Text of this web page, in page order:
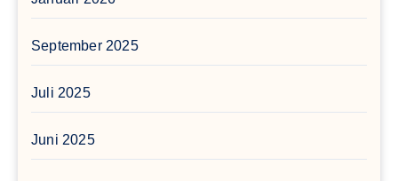
September 2025
Juli 2025
Juni 2025